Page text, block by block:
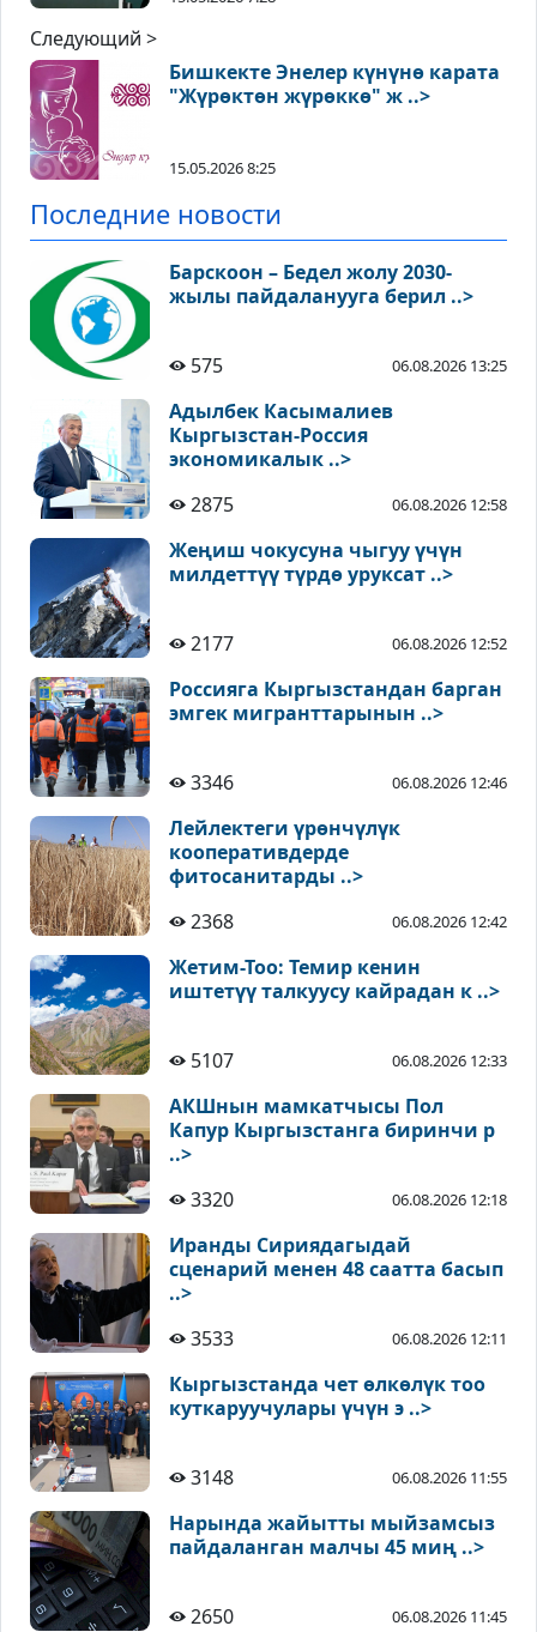
Следующий >
Бишкекте Энелер күнүнө карата
"Жүрөктөн жүрөккө" ж ..>
15.05.2026 8:25
Последние новости
Барскоон – Бедел жолу 2030-
жылы пайдаланууга берил ..>
575 06.08.2026 13:25
Адылбек Касымалиев
Кыргызстан-Россия
экономикалык ..>
2875
06.08.2026 12:58
Жеңиш чокусуна чыгуу үчүн
милдеттүү түрдө уруксат ..>
2177 06.08.2026 12:52
Россияга Кыргызстандан барган
эмгек мигранттарынын ..>
3346 06.08.2026 12:46
Лейлектеги үрөнчүлүк
кооперативдерде
фитосанитарды ..>
2368
06.08.2026 12:42
Жетим-Тоо: Темир кенин
иштетүү талкуусу кайрадан к ..>
5107 06.08.2026 12:33
АКШнын мамкатчысы Пол
Капур Кыргызстанга биринчи р
..>
3320
06.08.2026 12:18
Иранды Сириядагыдай
сценарий менен 48 саатта басып
..>
3533
06.08.2026 12:11
Кыргызстанда чет өлкөлүк тоо
куткаруучулары үчүн э ..>
3148 06.08.2026 11:55
Нарында жайытты мыйзамсыз
пайдаланган малчы 45 миң ..>
2650 06.08.2026 11:45